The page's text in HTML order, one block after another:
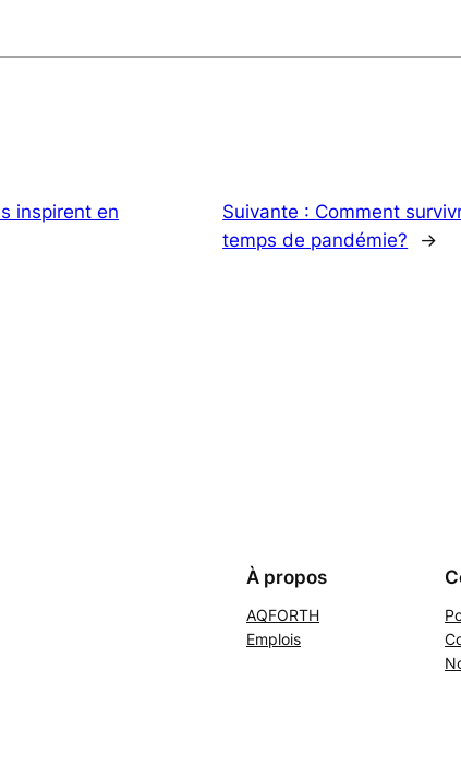
inspirent en
Suivante : Comment
temps de pandémie?
→
À propos
AQFORTH
Emplois